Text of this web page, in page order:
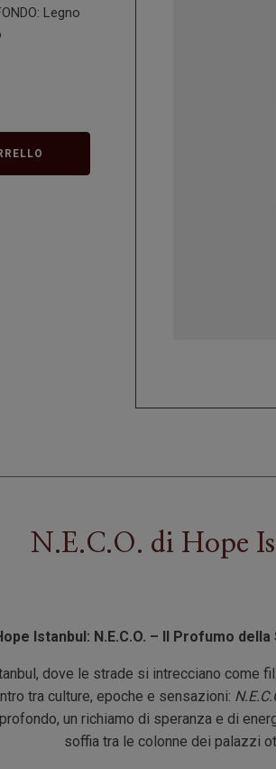
Legno
N.E.C.O. di Hope
Istanbul: N.E.C.O. – Il Profumo
dove le strade si intrecciano come
tra culture, epoche e sensazioni:
un richiamo di speranza e di
soffia tra le colonne dei palazzi